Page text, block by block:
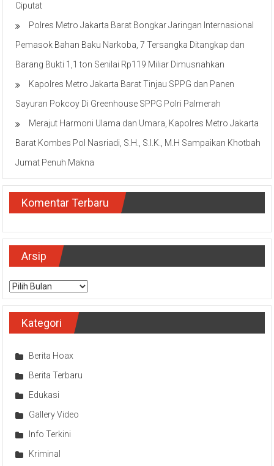
Ciputat
Polres Metro Jakarta Barat Bongkar Jaringan Internasional
Pemasok Bahan Baku Narkoba, 7 Tersangka Ditangkap dan
Barang Bukti 1,1 ton Senilai Rp119 Miliar Dimusnahkan
Kapolres Metro Jakarta Barat Tinjau SPPG dan Panen
Sayuran Pokcoy Di Greenhouse SPPG Polri Palmerah
Merajut Harmoni Ulama dan Umara, Kapolres Metro Jakarta
Barat Kombes Pol Nasriadi, S.H., S.I.K., M.H Sampaikan Khotbah
Jumat Penuh Makna
Komentar Terbaru
Arsip
Arsip
Kategori
Berita Hoax
Berita Terbaru
Edukasi
Gallery Video
Info Terkini
Kriminal